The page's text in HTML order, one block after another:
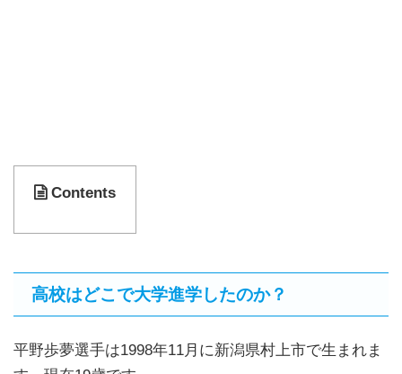
Contents
高校はどこで大学進学したのか？
平野歩夢選手は1998年11月に新潟県村上市で生まれま